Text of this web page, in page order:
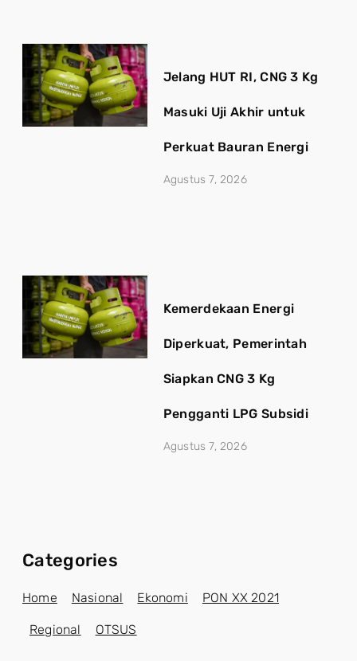
Jelang HUT RI, CNG 3 Kg
Masuki Uji Akhir untuk
Perkuat Bauran Energi
Agustus 7, 2026
Kemerdekaan Energi
Diperkuat, Pemerintah
Siapkan CNG 3 Kg
Pengganti LPG Subsidi
Agustus 7, 2026
Categories
Home Nasional Ekonomi PON XX 2021
Regional OTSUS